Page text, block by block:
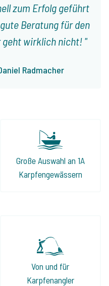
zum Erfolg geführt
Beratung für den
geht wirklich nicht!
Radmacher
Große Auswahl an 1A
Karpfengewässern
Von und für
Karpfenangler